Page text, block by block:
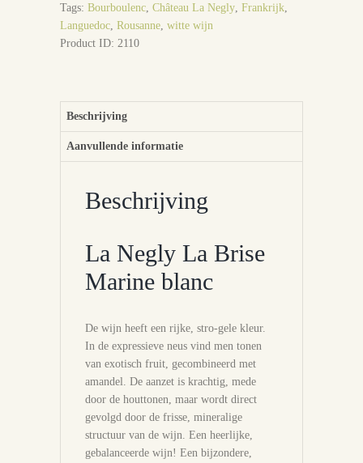
Tags: Bourboulenc Château La Negly Frankrijk
Languedoc Rousanne witte wijn
Product ID: 2110
Beschrijving
Aanvullende informatie
Beschrijving
La Negly La Brise
Marine blanc
De wijn heeft een rijke, stro-gele kleur.
In de expressieve neus vind men tonen
van exotisch fruit, gecombineerd met
amandel. De aanzet is krachtig, mede
door de houttonen, maar wordt direct
gevolgd door de frisse, mineralige
structuur van de wijn. Een heerlijke,
gebalanceerde wijn! Een bijzondere,